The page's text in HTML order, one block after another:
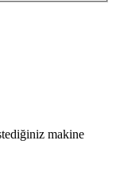
makine